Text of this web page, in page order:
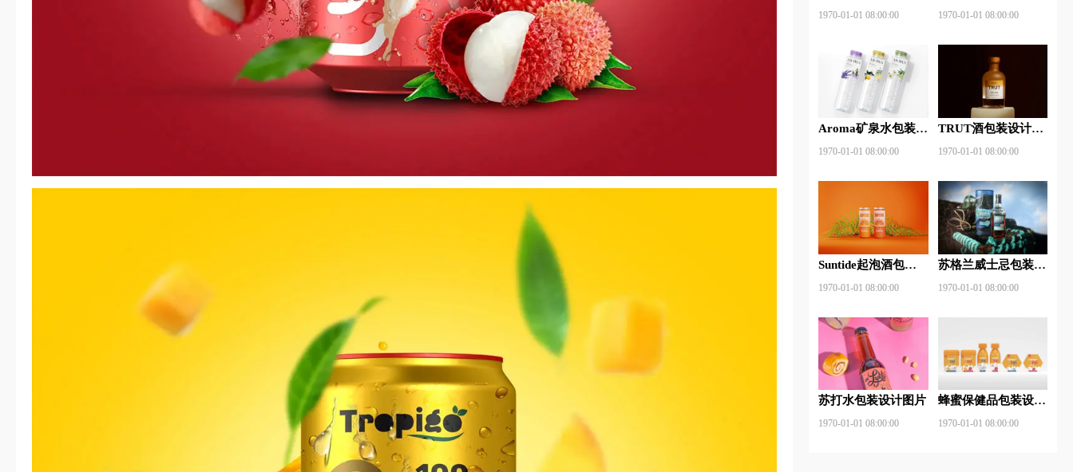
1970-01-01 08:00:00 1970-01-01 08:00:00
Aroma矿泉水包装设
1970-01-01 08:00:00
TRUT酒包装设计图
1970-01-01 08:00:00
Suntide起泡酒包装
1970-01-01 08:00:00
苏格兰威士忌包装设
1970-01-01 08:00:00
苏打水包装设计图片
1970-01-01 08:00:00
蜂蜜保健品包装设计
1970-01-01 08:00:00